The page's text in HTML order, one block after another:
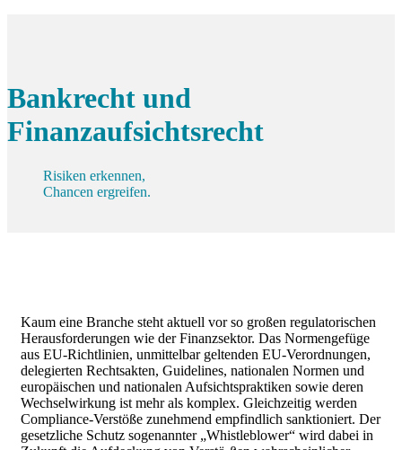
Bankrecht und
Finanzaufsichtsrecht
Risiken erkennen,
Chancen ergreifen.
Kaum eine Branche steht aktuell vor so großen regulatorischen
Herausforderungen wie der Finanzsektor. Das Normengefüge
aus EU-Richtlinien, unmittelbar geltenden EU-Verordnungen,
delegierten Rechtsakten, Guidelines, nationalen Normen und
europäischen und nationalen Aufsichtspraktiken sowie deren
Wechselwirkung ist mehr als komplex. Gleichzeitig werden
Compliance-Verstöße zunehmend empfindlich sanktioniert. Der
gesetzliche Schutz sogenannter „Whistleblower“ wird dabei in